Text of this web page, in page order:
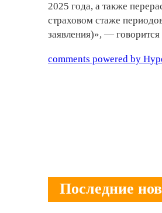
2025 года, а также
страховом стаже
заявления)», — говорится
comments powered by
Последние